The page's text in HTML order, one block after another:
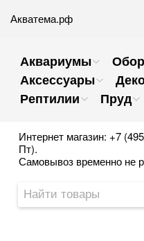
Акватема.рф
Аквариумы
Аксессуары
Рептилии
Пруд
Интернет магазин: +7
Пт).
Самовывоз временно не